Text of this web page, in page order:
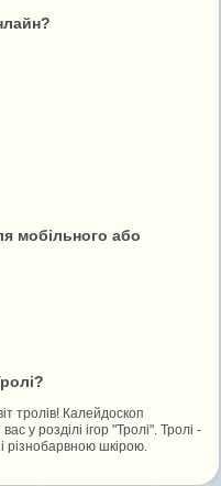
мобільного або
тролів! Калейдоскоп
у розділі ігор "Тролі". Тролі -
різнобарвною шкірою.